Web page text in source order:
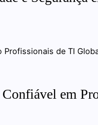
Profissionais de TI
em